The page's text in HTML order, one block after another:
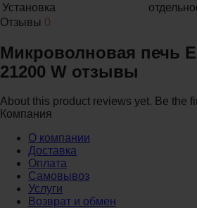
Установка
Отзывы 0
Микроволновая печь
21200 W отзывы
About this product reviews yet. Be the
Компания
О компании
Доставка
Оплата
Самовывоз
Услуги
Возврат и обмен